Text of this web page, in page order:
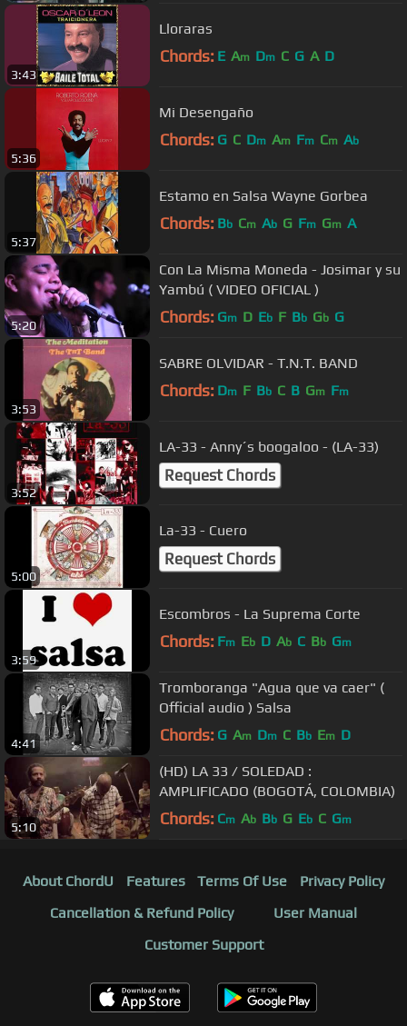
3:43
Lloraras
Chords: E Am Dm C G A D
5:36
Mi Desengaño
Chords: G C Dm Am Fm Cm Ab
5:37
Estamo en Salsa Wayne Gorbea
Chords: Bb Cm Ab G Fm Gm A
5:20
Con La Misma Moneda - Josimar y su
Yambú ( VIDEO OFICIAL )
Chords: Gm D Eb F Bb Gb G
3:53
SABRE OLVIDAR - T.N.T. BAND
Chords: Dm F Bb C B Gm Fm
3:52
LA-33 - Anny´s boogaloo - (LA-33)
Request Chords
5:00
La-33 - Cuero
Request Chords
3:59
Escombros - La Suprema Corte
Chords: Fm Eb D Ab C Bb Gm
4:41
Tromboranga "Agua que va caer" (
Official audio ) Salsa
Chords: G Am Dm C Bb Em D
5:10
(HD) LA 33 / SOLEDAD :
AMPLIFICADO (BOGOTÁ, COLOMBIA)
Chords: Cm Ab Bb G Eb C Gm
About ChordU Features Terms Of Use
Privacy Policy
Cancellation & Refund Policy
User Manual
Customer Support